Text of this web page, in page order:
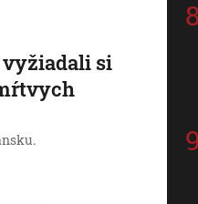
vyžiadali si